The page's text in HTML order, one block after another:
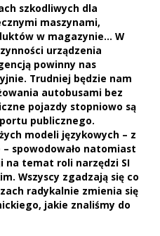
szkodliwych dla
maszynami,
w magazynie… W
urządzenia
powinny nas
Trudniej będzie nam
autobusami bez
pojazdy stopniowo są
publicznego.
modeli językowych – z
– spowodowało natomiast
na temat roli narzędzi SI
Wszyscy zgadzają się co
radykalnie zmienia się
jakie znaliśmy do